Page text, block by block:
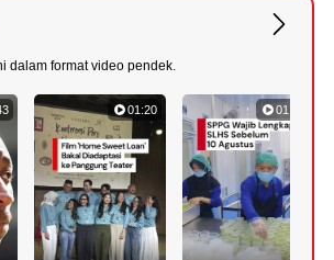
dalam format video pendek.
01:20 01:07